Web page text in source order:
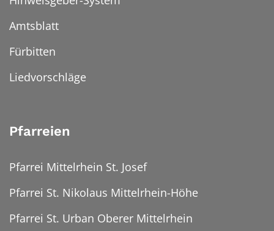
Amtsblatt
Fürbitten
Liedvorschläge
Pfarreien
Pfarrei Mittelrhein St. Josef
Pfarrei St. Nikolaus Mittelrhein-Höhe
Pfarrei St. Urban Oberer Mittelrhein